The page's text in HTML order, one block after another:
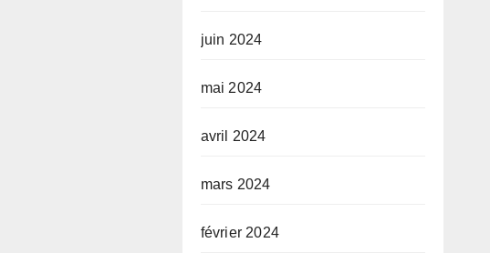
juin 2024
mai 2024
avril 2024
mars 2024
février 2024